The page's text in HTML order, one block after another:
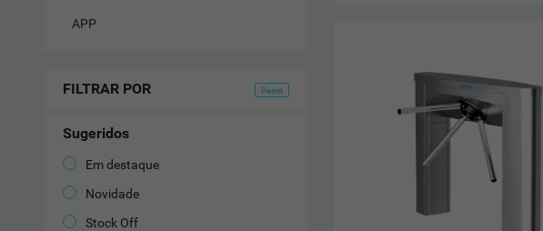
APP
FILTRAR POR
Sugeridos
Em destaque
Novidade
Stock Off